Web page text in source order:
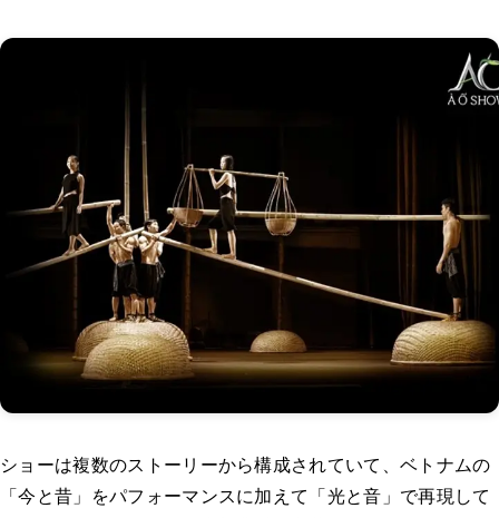
ショーは複数のストーリーから構成されていて、ベトナムの
「今と昔」をパフォーマンスに加えて「光と音」で再現して